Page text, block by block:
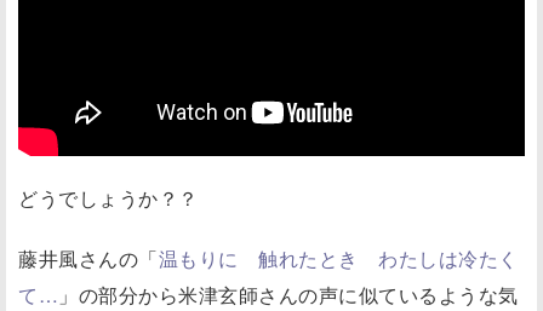
どうでしょうか？？
藤井風さんの「温もりに 触れたとき わたしは冷たく
て… 」の部分から米津玄師さんの声に似ているような気